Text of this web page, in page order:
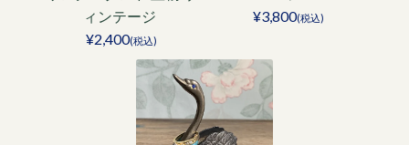
ィンテージ
¥2,400(税込)
¥3,800(税込)